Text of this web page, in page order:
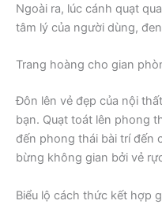
Ngoài ra, lúc cánh quạt
tâm lý của người dùng,
Trang hoàng cho gian
Đôn lên vẻ đẹp của nội
bạn. Quạt toát lên phong
đến phong thái bài trí đến
bừng không gian bởi vẻ
Biểu lộ cách thức kết hợp